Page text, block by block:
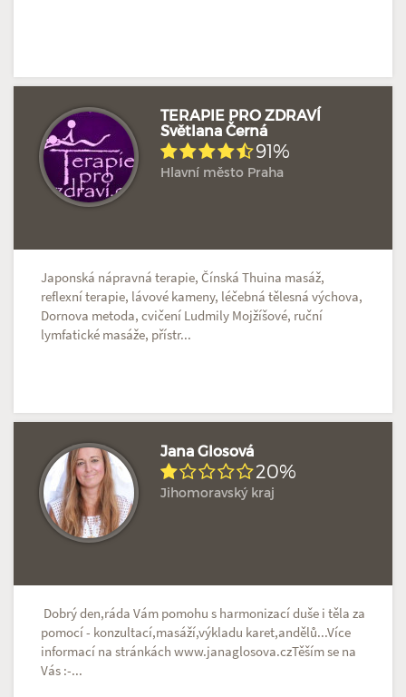
TERAPIE PRO ZDRAVÍ
Světlana Černá
91%
Hlavní město Praha
Japonská nápravná terapie, Čínská Thuina masáž,
reflexní terapie, lávové kameny, léčebná tělesná výchova,
Dornova metoda, cvičení Ludmily Mojžíšové, ruční
lymfatické masáže, přístr...
Jana Glosová
20%
Jihomoravský kraj
Dobrý den,ráda Vám pomohu s harmonizací duše i těla za
pomocí - konzultací,masáží,výkladu karet,andělů...Více
informací na stránkách www.janaglosova.czTěším se na
Vás :-...
Hodnoceno: 1× Profil terapeuta
Hodnoceno: 1×